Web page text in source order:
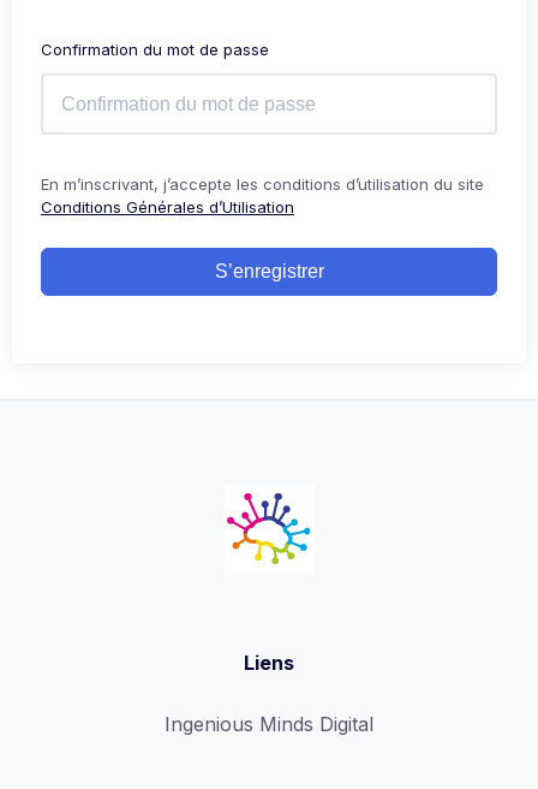
Confirmation du mot de passe
Alternative:
En m’inscrivant, j’accepte les conditions d’utilisation du site
Conditions Générales d’Utilisation
S’enregistrer
Liens
Ingenious Minds Digital